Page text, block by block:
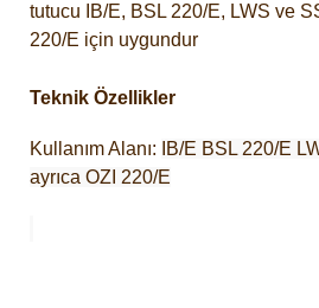
tutucu
IB/E, BSL 220/E, LWS ve
220/E için uygundur
Teknik Özellikler
Kullanım Alanı:
IB/E BSL 220/E
ayrıca OZI 220/E